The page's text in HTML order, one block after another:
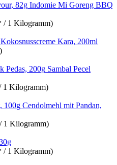
Indomie Mi Goreng BBQ
/ 1 Kilogramm)
Kokosnusscreme Kara, 200ml
Sambal Pecel
1 Kilogramm)
Cendolmehl mit Pandan,
1 Kilogramm)
/ 1 Kilogramm)